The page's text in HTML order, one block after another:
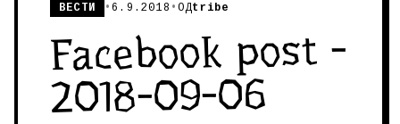
ВЕСТИ •6.9.2018 •ОДtribe
Facebook post -
2018-09-06